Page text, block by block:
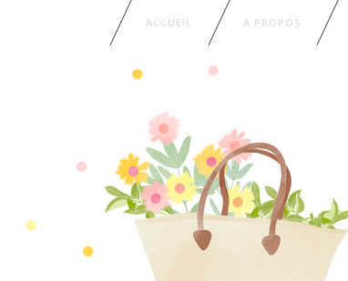
ACCUEIL A PROPOS